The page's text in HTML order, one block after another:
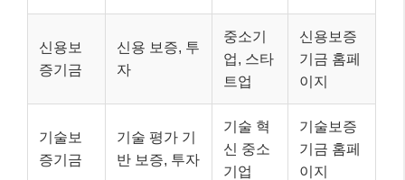
신용보
증기금
신용 보증, 투
자
중소기
업, 스타
트업
신용보증
기금 홈페
이지
기술보
증기금
기술 평가 기
반 보증, 투자
기술 혁
신 중소
기업
기술보증
기금 홈페
이지